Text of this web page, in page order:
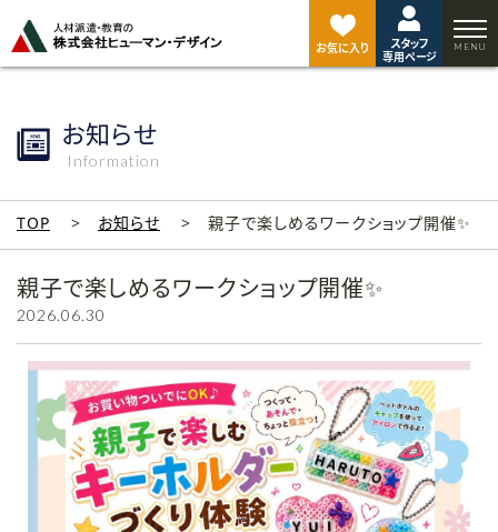
お気に入り
スタッフ
専用ページ
お知らせ
Information
TOP お知らせ 親子で楽しめるワークショップ開催✨
親子で楽しめるワークショップ開催✨
2026.06.30
ジ
ト